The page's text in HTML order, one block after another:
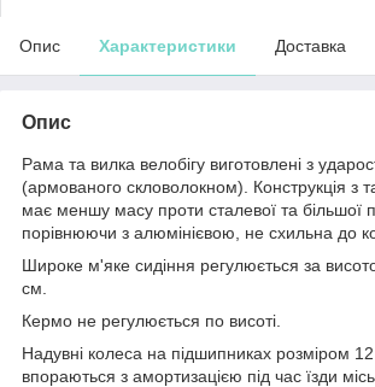
Опис Характеристики Доставка
Опис
Рама та вилка велобігу виготовлені з
(армованого скловолокном). Конструкція з
має меншу масу проти сталевої та більшої
порівнюючи з алюмінієвою, не схильна до
Широке м'яке сидіння регулюється за
см.
Кермо не регулюється по висоті.
Надувні колеса на підшипниках розміром
впораються з амортизацією під час їзди